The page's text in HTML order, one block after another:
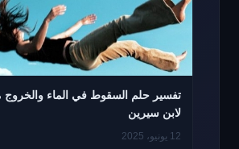
تفسير حلم السقوط في الماء والخروج
لابن سيرين
12 يونيو، 2025